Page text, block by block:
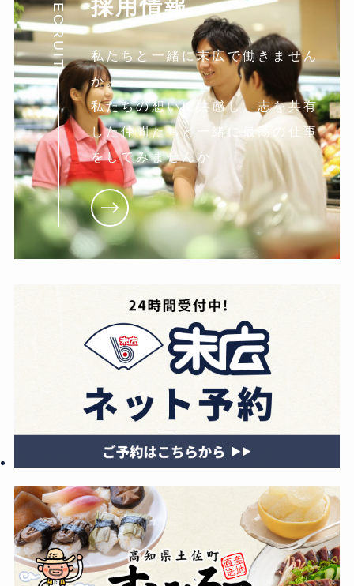
RECRUIT 採用情報
私たちと一緒に末広で働きません
か。
私たちの想いに共感し。志を共有
した仲間たちと一緒に最高の仕事
をしてみませんか